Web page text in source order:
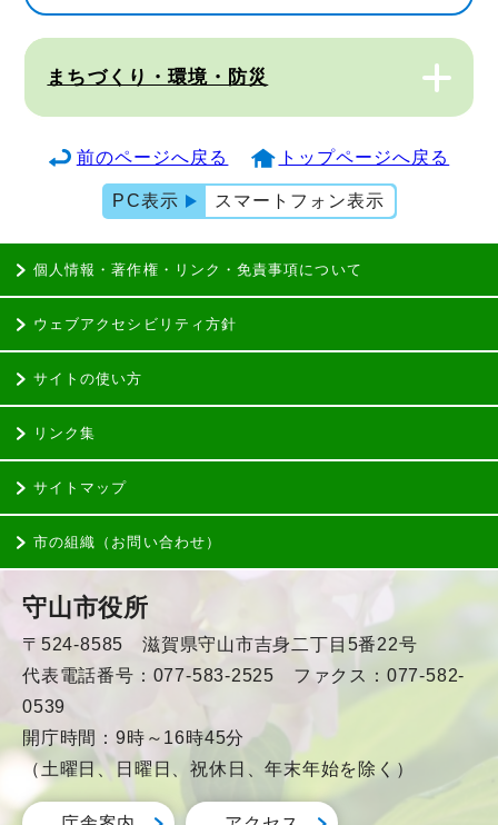
まちづくり・環境・防災
前のページへ戻る トップページへ戻る
PC表示 スマートフォン表示
個人情報・著作権・リンク・免責事項について
ウェブアクセシビリティ方針
サイトの使い方
リンク集
サイトマップ
市の組織（お問い合わせ）
守山市役所
〒524-8585 滋賀県守山市吉身二丁目5番22号
代表電話番号：077-583-2525 ファクス：077-582-
0539
開庁時間：9時～16時45分
（土曜日、日曜日、祝休日、年末年始を除く）